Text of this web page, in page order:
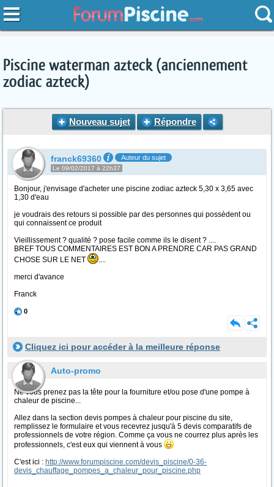
Piscine waterman azteck (anciennement
zodiac azteck)
Nouveau sujet Répondre
franck69360 Auteur du sujet
Le 09/02/2017 à 22h37
Bonjour, j'envisage d'acheter une piscine zodiac azteck 5,30 x 3,65 avec
1,30 d'eau
je voudrais des retours si possible par des personnes qui possèdent ou
qui connaissent ce produit
Vieillissement ? qualité ? pose facile comme ils le disent ? ....
BREF TOUS COMMENTAIRES EST BON A PRENDRE CAR PAS GRAND
CHOSE SUR LE NET
....
merci d'avance
Franck
0
Cliquez ici pour accéder à la meilleure réponse
Auto-promo
Ne vous prenez pas la tête pour la fourniture et/ou pose d'une pompe à
chaleur de piscine...
Allez dans la section devis pompes à chaleur pour piscine du site,
remplissez le formulaire et vous recevrez jusqu'à 5 devis comparatifs de
professionnels de votre région. Comme ça vous ne courrez plus après les
professionnels, c'est eux qui viennent à vous
C'est ici : http://www.forumpiscine.com/devis_piscine/0-36-
devis_chauffage_pompes_a_chaleur_pour_piscine.php